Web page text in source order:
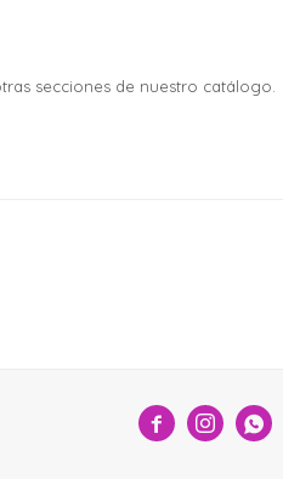
secciones de nuestro catálogo.
  